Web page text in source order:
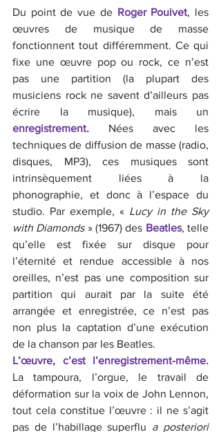
Du point de vue de Roger Pouivet, les
œuvres de musique de masse
fonctionnent tout différemment. Ce qui
fixe une œuvre pop ou rock, ce n’est
pas une partition (la plupart des
musiciens rock ne savent d’ailleurs pas
écrire la musique), mais un
enregistrement. Nées avec les
techniques de diffusion de masse (radio,
disques, MP3), ces musiques sont
intrinsèquement liées à la
phonographie, et donc à l’espace du
studio. Par exemple, « Lucy in the Sky
with Diamonds » (1967) des Beatles, telle
qu’elle est fixée sur disque pour
l’éternité et rendue accessible à nos
oreilles, n’est pas une composition sur
partition qui aurait par la suite été
arrangée et enregistrée, ce n’est pas
non plus la captation d’une exécution
de la chanson par les Beatles.
L’œuvre, c’est l’enregistrement-même.
La tampoura, l’orgue, le travail de
déformation sur la voix de John Lennon,
tout cela constitue l’œuvre : il ne s’agit
pas de l’habillage superflu a posteriori